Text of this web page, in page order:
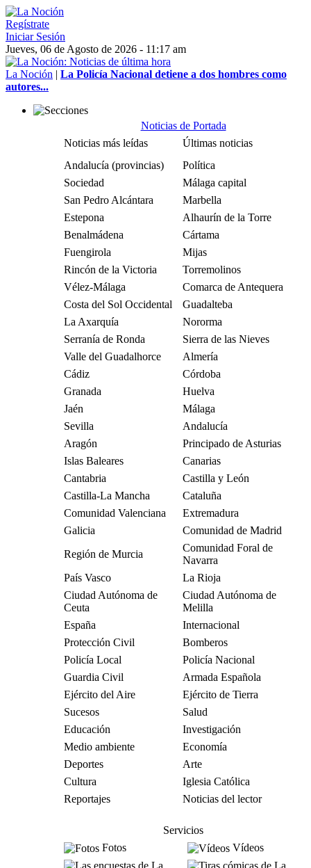
Regístrate
Iniciar Sesión
Jueves, 06 de Agosto de 2026 - 11:17 am
La Noción | La Policía Nacional detiene a dos hombres como
autores...
Noticias de Portada
Noticias más leídas
Últimas noticias
Andalucía (provincias)
Política
Sociedad
Málaga capital
San Pedro Alcántara
Marbella
Estepona
Alhaurín de la Torre
Benalmádena
Cártama
Fuengirola
Mijas
Rincón de la Victoria
Torremolinos
Vélez-Málaga
Comarca de Antequera
Costa del Sol Occidental
Guadalteba
La Axarquía
Nororma
Serranía de Ronda
Sierra de las Nieves
Valle del Guadalhorce
Almería
Cádiz
Córdoba
Granada
Huelva
Jaén
Málaga
Sevilla
Andalucía
Aragón
Principado de Asturias
Islas Baleares
Canarias
Cantabria
Castilla y León
Castilla-La Mancha
Cataluña
Comunidad Valenciana
Extremadura
Galicia
Comunidad de Madrid
Región de Murcia
Comunidad Foral de
Navarra
País Vasco
La Rioja
Ciudad Autónoma de
Ceuta
Ciudad Autónoma de
Melilla
España
Internacional
Protección Civil
Bomberos
Policía Local
Policía Nacional
Guardia Civil
Armada Española
Ejército del Aire
Ejército de Tierra
Sucesos
Salud
Educación
Investigación
Medio ambiente
Economía
Deportes
Arte
Cultura
Iglesia Católica
Reportajes
Noticias del lector
Servicios
Fotos
Vídeos